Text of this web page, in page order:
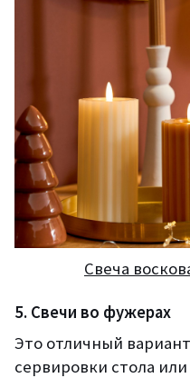
Свеча
5. Свечи во фужерах
Это отличный
сервировки стола